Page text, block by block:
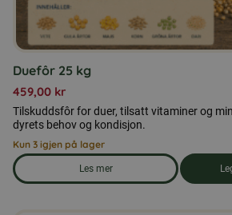
Duefôr 25 kg
459,00 kr
Tilskuddsfôr for duer, tilsatt vitaminer og
dyrets behov og kondisjon.
Kun 3 igjen på lager
Les mer
om produkten Duefôr 25 kg